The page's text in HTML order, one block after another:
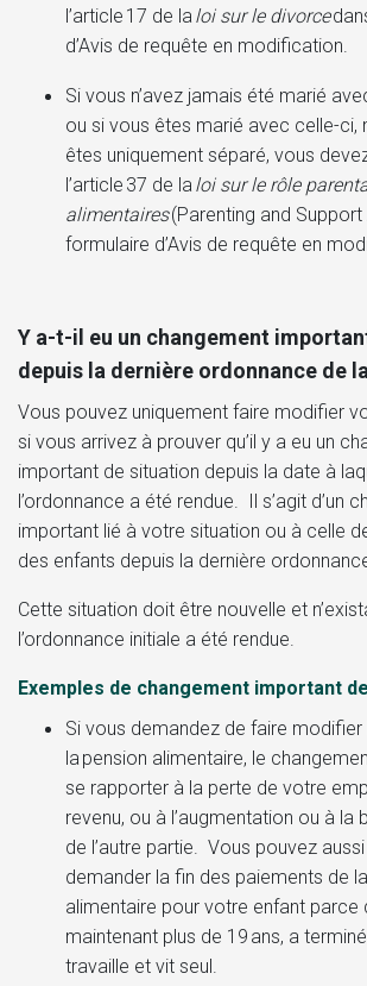
l’article 17 de la loi sur le divorce
d’Avis de requête en modification.
Si vous n’avez jamais été marié
ou si vous êtes marié avec celle-ci,
êtes uniquement séparé, vous
l’article 37 de la loi sur le rôle
alimentaires(Parenting and
formulaire d’Avis de requête en
Y a-t-il eu un changement
depuis la dernière ordonnance de
Vous pouvez uniquement faire modifier
si vous arrivez à prouver qu’il y a eu un
important de situation depuis la date à
l’ordonnance a été rendue. Il s’agit d’un
important lié à votre situation ou à celle
des enfants depuis la dernière
Cette situation doit être nouvelle et
l’ordonnance initiale a été rendue.
Exemples de changement important
Si vous demandez de faire
la pension alimentaire, le
se rapporter à la perte de votre
revenu, ou à l’augmentation ou à la
de l’autre partie. Vous pouvez
demander la fin des paiements de
alimentaire pour votre enfant parce
maintenant plus de 19 ans, a
travaille et vit seul.